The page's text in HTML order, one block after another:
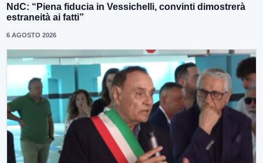
NdC: “Piena fiducia in Vessichelli, convinti dimostrerà
estraneità ai fatti”
6 AGOSTO 2026